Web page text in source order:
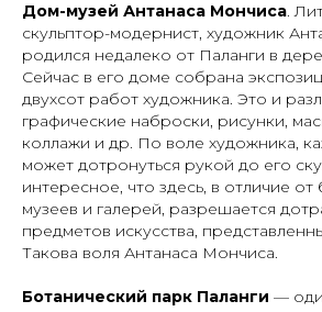
Дом-музей Антанаса Мончиса.
скульптор-модернист, художник
родился недалеко от Паланги в
Сейчас в его доме собрана
двухсот работ художника. Это и
графические наброски, рисунки,
коллажи и др. По воле художника,
может дотронуться рукой до его
интересное, что здесь, в отличие от
музеев и галерей, разрешается
предметов искусства,
Такова воля Антанаса Мончиса.
Ботанический парк Паланги —